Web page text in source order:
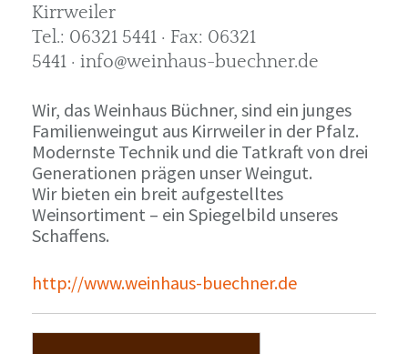
Kirrweiler
Tel.: 06321 5441 · Fax: 06321
5441 · info@weinhaus-buechner.de
Wir, das Weinhaus Büchner, sind ein junges
Familienweingut aus Kirrweiler in der Pfalz.
Modernste Technik und die Tatkraft von drei
Generationen prägen unser Weingut.
Wir bieten ein breit aufgestelltes
Weinsortiment – ein Spiegelbild unseres
Schaffens.
http://www.weinhaus-buechner.de